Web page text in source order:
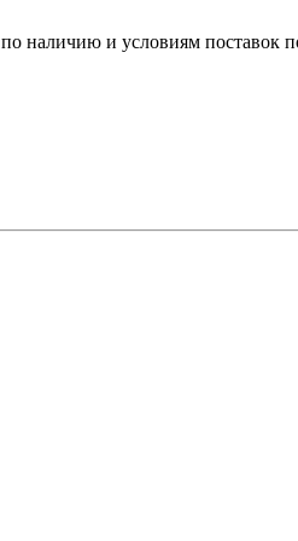
наличию и условиям поставок